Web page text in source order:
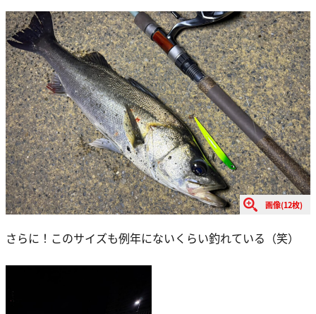
画像(12枚)
さらに！このサイズも例年にないくらい釣れている（笑）